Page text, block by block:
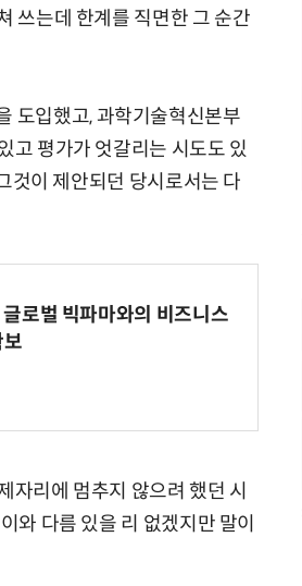
쓰는데 한계를 직면한 그 순간
도입했고, 과학기술혁신본부
고 평가가 엇갈리는 시도도 있
것이 제안되던 당시로서는 다
로벌 빅파마와의 비즈니스
자리에 멈추지 않으려 했던 시
와 다름 있을 리 없겠지만 말이